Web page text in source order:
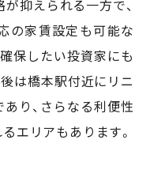
抑えられる一方で、
の家賃設定も可能な
保したい投資家にも
は橋本駅付近にリニ
り、さらなる利便性
エリアもあります。